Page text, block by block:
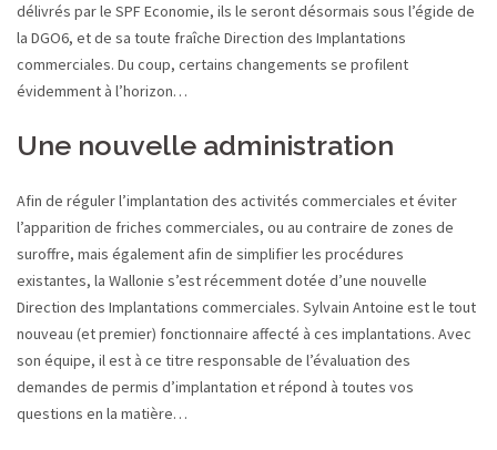
délivrés par le SPF Economie, ils le seront désormais sous l’égide de
la DGO6, et de sa toute fraîche Direction des Implantations
commerciales. Du coup, certains changements se profilent
évidemment à l’horizon…
Une nouvelle administration
Afin de réguler l’implantation des activités commerciales et éviter
l’apparition de friches commerciales, ou au contraire de zones de
suroffre, mais également afin de simplifier les procédures
existantes, la Wallonie s’est récemment dotée d’une nouvelle
Direction des Implantations commerciales. Sylvain Antoine est le tout
nouveau (et premier) fonctionnaire affecté à ces implantations. Avec
son équipe, il est à ce titre responsable de l’évaluation des
demandes de permis d’implantation et répond à toutes vos
questions en la matière…